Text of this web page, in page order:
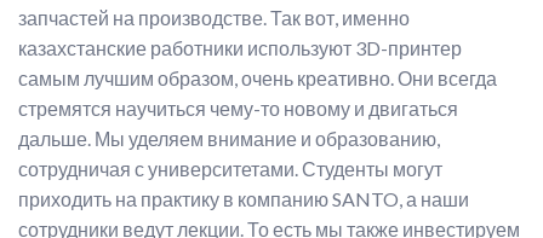
запчастей на производстве. Так вот, именно
казахстанские работники используют 3D-принтер
самым лучшим образом, очень креативно. Они всегда
стремятся научиться чему-то новому и двигаться
дальше. Мы уделяем внимание и образованию,
сотрудничая с университетами. Студенты могут
приходить на практику в компанию SANTO, а наши
сотрудники ведут лекции. То есть мы также инвестируем